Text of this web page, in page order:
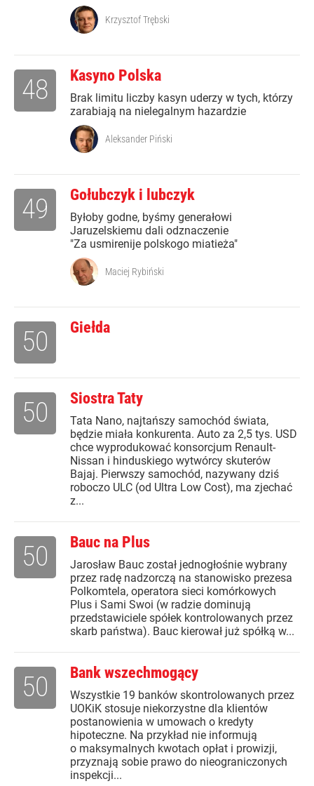
Krzysztof Trębski
Kasyno Polska
Brak limitu liczby kasyn uderzy w tych, którzy
zarabiają na nielegalnym hazardzie
48
Aleksander Piński
Gołubczyk i lubczyk
Byłoby godne, byśmy generałowi
Jaruzelskiemu dali odznaczenie
"Za usmirenije polskogo miatieża"
49
Maciej Rybiński
Giełda
50
Siostra Taty
Tata Nano, najtańszy samochód świata,
będzie miała konkurenta. Auto za 2,5 tys. USD
chce wyprodukować konsorcjum Renault-
Nissan i hinduskiego wytwórcy skuterów
Bajaj. Pierwszy samochód, nazywany dziś
roboczo ULC (od Ultra Low Cost), ma zjechać
z...
50
Bauc na Plus
Jarosław Bauc został jednogłośnie wybrany
przez radę nadzorczą na stanowisko prezesa
Polkomtela, operatora sieci komórkowych
Plus i Sami Swoi (w radzie dominują
przedstawiciele spółek kontrolowanych przez
skarb państwa). Bauc kierował już spółką w...
50
Bank wszechmogący
Wszystkie 19 banków skontrolowanych przez
UOKiK stosuje niekorzystne dla klientów
postanowienia w umowach o kredyty
hipoteczne. Na przykład nie informują
o maksymalnych kwotach opłat i prowizji,
przyznają sobie prawo do nieograniczonych
inspekcji...
50